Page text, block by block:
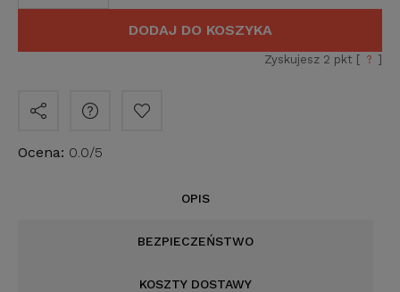
DODAJ DO KOSZYKA
Zyskujesz 2 pkt [ ? ]
Ocena: 0.0/5
OPIS
BEZPIECZEŃSTWO
KOSZTY DOSTAWY